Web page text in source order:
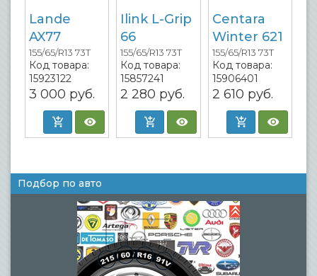
Lande
AX77
155/65/R13 73T
Код товара:
15923122
3 000 руб.
Ilink L-Grip
66
155/65/R13 73T
Код товара:
15857241
2 280 руб.
Centara
Winter 621
155/65/R13 73T
Код товара:
15906401
2 610 руб.
Подбор по авто